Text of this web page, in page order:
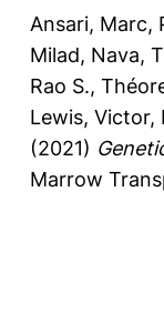
Ansari, Marc,
Milad, Nava,
Rao S.,
Lewis, Victor,
(2021)
Marrow